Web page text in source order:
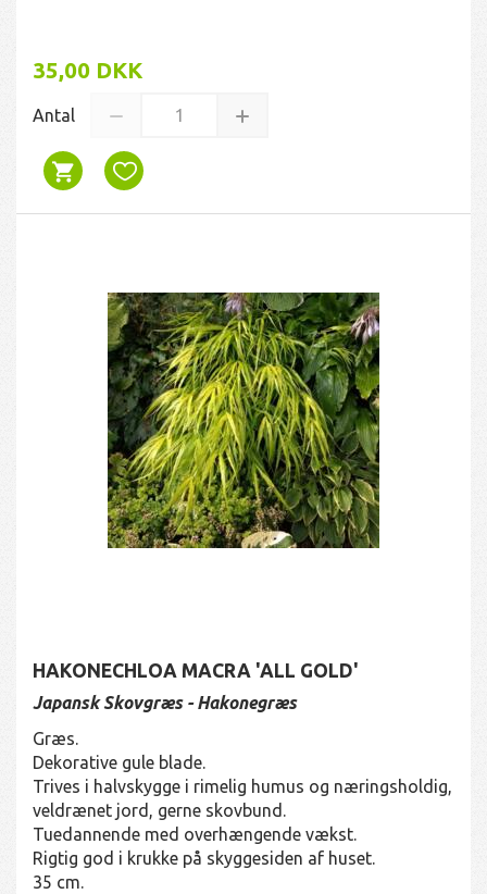
35,00 DKK
Antal
HAKONECHLOA MACRA 'ALL GOLD'
Japansk Skovgræs - Hakonegræs
Græs.
Dekorative gule blade.
Trives i halvskygge i rimelig humus og næringsholdig,
veldrænet jord, gerne skovbund.
Tuedannende med overhængende vækst.
Rigtig god i krukke på skyggesiden af huset.
35 cm.